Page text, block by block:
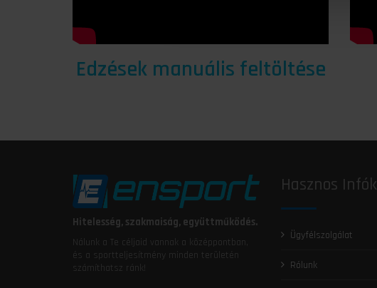
Edzések manuális feltöltése
Hitelesség, szakmaiság, együttműködés.
Nálunk a Te céljaid vannak a középpontban,
és a sportteljesítmény minden területén
számíthatsz ránk!
Hasznos Infók
Ügyfélszolgálat
Rólunk